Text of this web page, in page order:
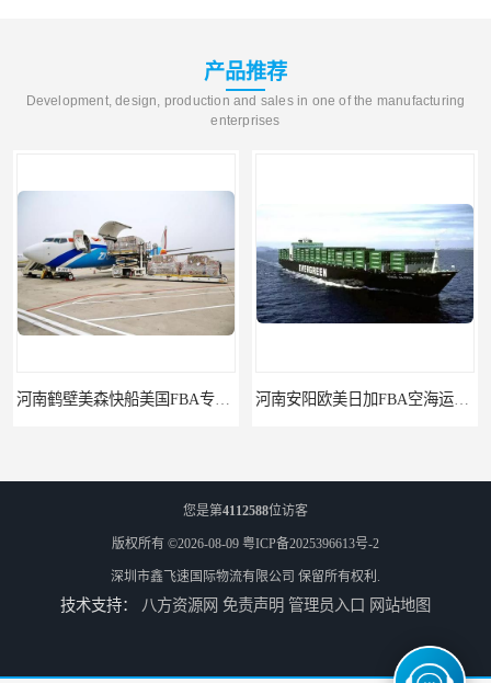
产品推荐
Development, design, production and sales in one of the manufacturing
enterprises
河南平顶山集运物流国际快递转运美国亚马逊加拿大日本英国德国法国 河南平顶山国际物流新马泰日韩菲律宾老挝缅甸印尼柬埔寨双清包税
您是第4112588位访客
版权所有 ©2026-08-09 粤ICP备2025396613号-2
深圳市鑫飞速国际物流有限公司 保留所有权利.
技术支持： 八方资源网 免责声明 管理员入口 网站地图